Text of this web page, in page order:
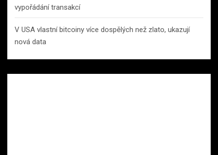
vypořádání transakcí
V USA vlastní bitcoiny více dospělých než zlato, ukazují
nová data